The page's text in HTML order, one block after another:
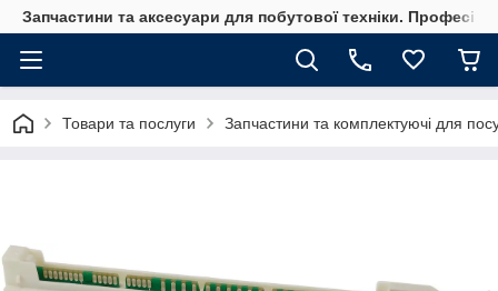
Запчастини та аксесуари для побутової техніки.
Товари та послуги Запчастини та комплектуючі для